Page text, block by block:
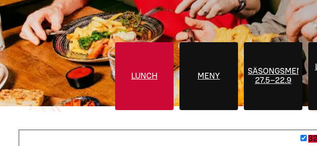
LUNCH MENY
SÄSONGSMENYER
27.5–22.9
32